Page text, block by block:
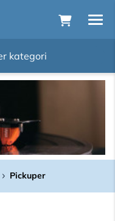
Pickuper